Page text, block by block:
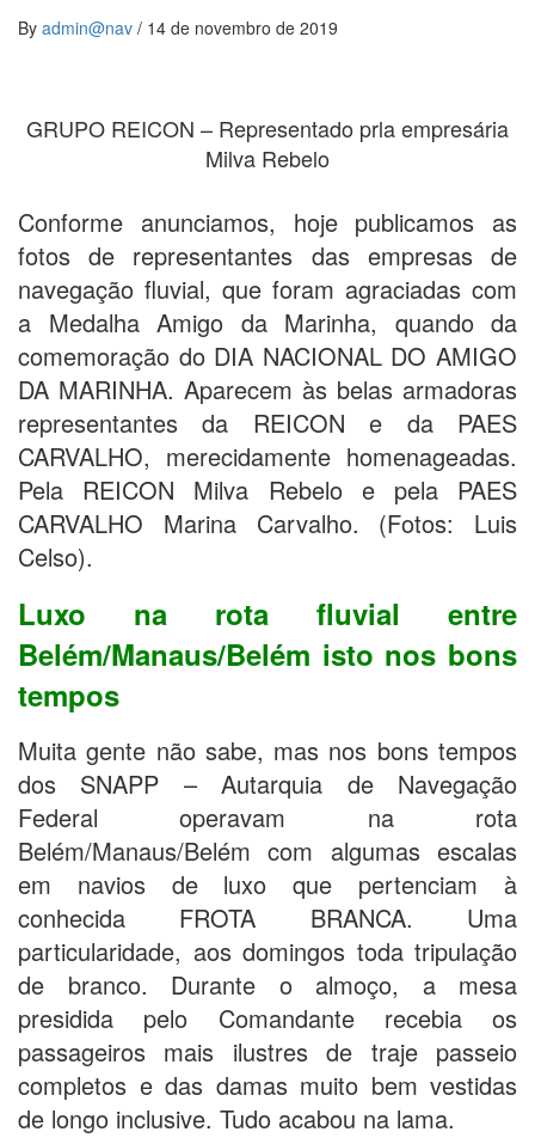
By admin@nav / 14 de novembro de 2019
GRUPO REICON – Representado prla empresária
Milva Rebelo
Conforme anunciamos, hoje publicamos as
fotos de representantes das empresas de
navegação fluvial, que foram agraciadas com
a Medalha Amigo da Marinha, quando da
comemoração do DIA NACIONAL DO AMIGO
DA MARINHA. Aparecem às belas armadoras
representantes da REICON e da PAES
CARVALHO, merecidamente homenageadas.
Pela REICON Milva Rebelo e pela PAES
CARVALHO Marina Carvalho. (Fotos: Luis
Celso).
Luxo na rota fluvial entre
Belém/Manaus/Belém isto nos bons
tempos
Muita gente não sabe, mas nos bons tempos
dos SNAPP – Autarquia de Navegação
Federal operavam na rota
Belém/Manaus/Belém com algumas escalas
em navios de luxo que pertenciam à
conhecida FROTA BRANCA. Uma
particularidade, aos domingos toda tripulação
de branco. Durante o almoço, a mesa
presidida pelo Comandante recebia os
passageiros mais ilustres de traje passeio
completos e das damas muito bem vestidas
de longo inclusive. Tudo acabou na lama.